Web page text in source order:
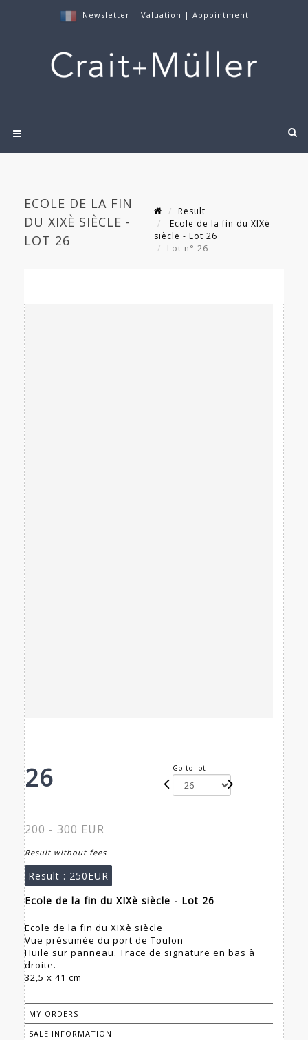
Newsletter | Valuation | Appointment
ECOLE DE LA FIN
DU XIXÈ SIÈCLE -
LOT 26
Result
Ecole de la fin du XIXè
siècle - Lot 26
Lot n° 26
26 Go to lot
200 - 300 EUR
Result without fees
Result : 250EUR
Ecole de la fin du XIXè siècle - Lot 26
Ecole de la fin du XIXè siècle
Vue présumée du port de Toulon
Huile sur panneau. Trace de signature en bas à
droite.
32,5 x 41 cm
MY ORDERS
SALE INFORMATION